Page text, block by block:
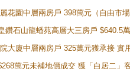
花園中層兩房戶 398萬元（自由市
鑽石山龍蟠苑高層大三房戶
大廈中層兩房戶 325萬元獲承接 實
萬元未補地價成交 獲「白居二」